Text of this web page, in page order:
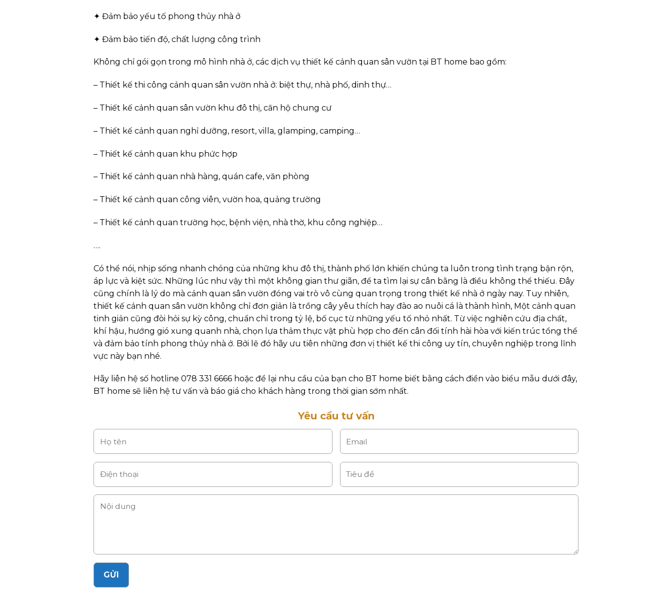
✦ Đảm bảo yếu tố phong thủy nhà ở
✦ Đảm bảo tiến độ, chất lượng công trình
Không chỉ gói gọn trong mô hình nhà ở, các dịch vụ thiết kế cảnh quan sân vườn tại BT home bao gồm:
– Thiết kế thi công cảnh quan sân vườn nhà ở: biệt thự, nhà phố, dinh thự…
– Thiết kế cảnh quan sân vườn khu đô thị, căn hộ chung cư
– Thiết kế cảnh quan nghỉ dưỡng, resort, villa, glamping, camping…
– Thiết kế cảnh quan khu phức hợp
– Thiết kế cảnh quan nhà hàng, quán cafe, văn phòng
– Thiết kế cảnh quan công viên, vườn hoa, quảng trường
– Thiết kế cảnh quan trường học, bệnh viện, nhà thờ, khu công nghiệp…
….
Có thể nói, nhịp sống nhanh chóng của những khu đô thị, thành phố lớn khiến chúng ta luôn trong tình trạng bận rộn,
áp lực và kiệt sức. Những lúc như vậy thì một không gian thư giãn, để ta tìm lại sự cân bằng là điều không thể thiếu. Đây
cũng chính là lý do mà cảnh quan sân vườn đóng vai trò vô cùng quan trọng trong thiết kế nhà ở ngày nay. Tuy nhiên,
thiết kế cảnh quan sân vườn không chỉ đơn giản là trồng cây yêu thích hay đào ao nuôi cá là thành hình, Một cảnh quan
tinh giản cũng đòi hỏi sự kỳ công, chuẩn chỉ trong tỷ lệ, bố cục từ những yếu tố nhỏ nhất. Từ việc nghiên cứu địa chất,
khí hậu, hướng gió xung quanh nhà, chọn lựa thảm thực vật phù hợp cho đến cân đối tính hài hòa với kiến trúc tổng thể
và đảm bảo tính phong thủy nhà ở. Bởi lẽ đó hãy ưu tiên những đơn vị thiết kế thi công uy tín, chuyên nghiệp trong lĩnh
vực này bạn nhé.
Hãy liên hệ số hotline 078 331 6666 hoặc để lại nhu cầu của bạn cho BT home biết bằng cách điền vào biểu mẫu dưới đây,
BT home sẽ liên hệ tư vấn và báo giá cho khách hàng trong thời gian sớm nhất.
Yêu cầu tư vấn